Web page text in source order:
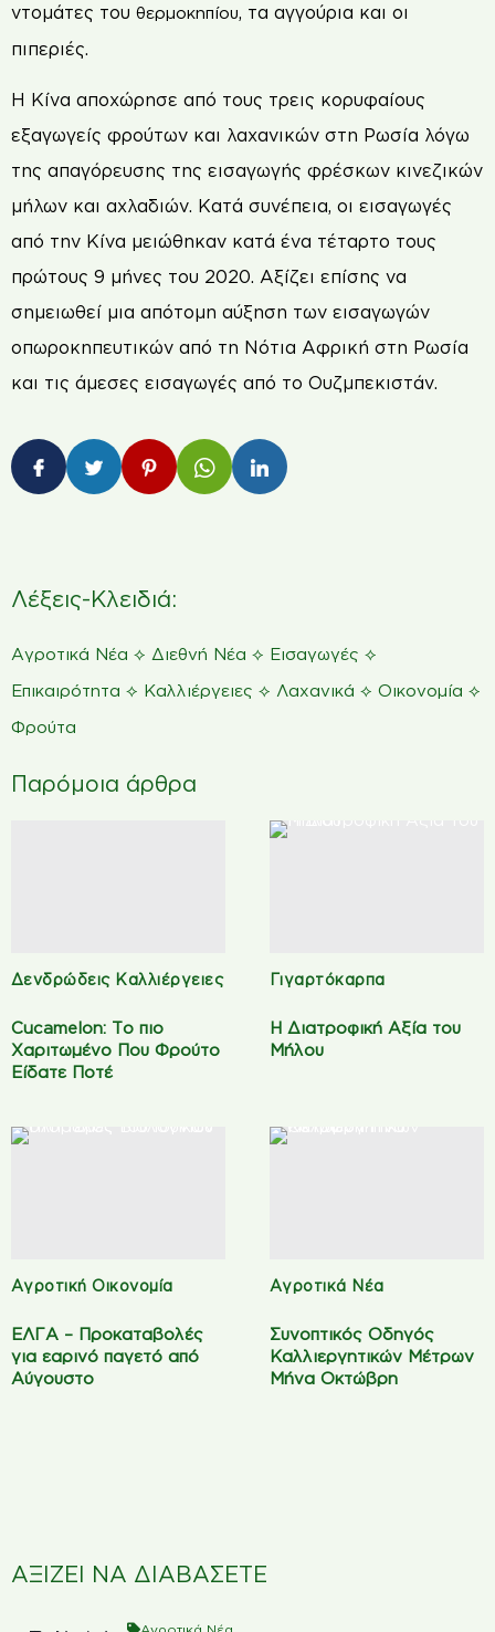
ντομάτες του θερμοκηπίου, τα αγγούρια και οι
πιπεριές.
Η Κίνα αποχώρησε από τους τρεις κορυφαίους
εξαγωγείς φρούτων και λαχανικών στη Ρωσία λόγω
της απαγόρευσης της εισαγωγής φρέσκων κινεζικών
μήλων και αχλαδιών. Κατά συνέπεια, οι εισαγωγές
από την Κίνα μειώθηκαν κατά ένα τέταρτο τους
πρώτους 9 μήνες του 2020. Αξίζει επίσης να
σημειωθεί μια απότομη αύξηση των εισαγωγών
οπωροκηπευτικών από τη Νότια Αφρική στη Ρωσία
και τις άμεσες εισαγωγές από το Ουζμπεκιστάν.
Λέξεις-Κλειδιά:
Αγροτικά Νέα ⟡ Διεθνή Νέα ⟡ Εισαγωγές ⟡
Επικαιρότητα ⟡ Καλλιέργειες ⟡ Λαχανικά ⟡ Οικονομία ⟡
Φρούτα
Παρόμοια άρθρα
Δενδρώδεις Καλλιέργειες
Cucamelon: Το πιο
Χαριτωμένο Που Φρούτο
Είδατε Ποτέ
Γιγαρτόκαρπα
Η Διατροφική Αξία του
Μήλου
Αγροτική Οικονομία
ΕΛΓΑ – Προκαταβολές
για εαρινό παγετό από
Αύγουστο
Αγροτικά Νέα
Συνοπτικός Οδηγός
Καλλιεργητικών Μέτρων
Μήνα Οκτώβρη
ΑΞΙΖΕΙ ΝΑ ΔΙΑΒΑΣΕΤΕ
Αγροτικά Νέα